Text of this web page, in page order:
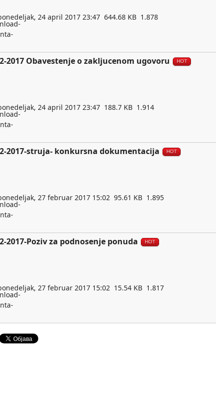
24 april 2017 23:47 644.68 KB 1.878
2017 Obavestenje o zakljucenom ugovoru HOT
24 april 2017 23:47 188.7 KB 1.914
2017-struja- konkursna dokumentacija HOT
27 februar 2017 15:02 95.61 KB 1.895
2017-Poziv za podnosenje ponuda HOT
27 februar 2017 15:02 15.54 KB 1.817